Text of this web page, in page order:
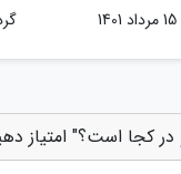
15 مرداد 1401
در کجا است؟" امتیاز